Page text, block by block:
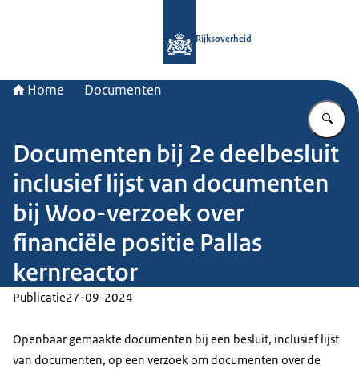
Rijksoverheid
Home Documenten
Documenten bij 2e deelbesluit
inclusief lijst van documenten
bij Woo-verzoek over
financiële positie Pallas
kernreactor
Publicatie27-09-2024
Openbaar gemaakte documenten bij een besluit, inclusief lijst
van documenten, op een verzoek om documenten over de